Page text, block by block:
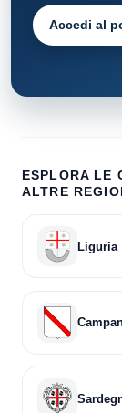
Accedi al
ESPLORA LE
ALTRE
Liguria